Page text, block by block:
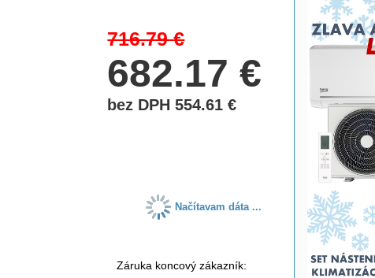
716.79€
682.17€
bez DPH 554.61€
Načítavam dáta ...
Záruka koncový zákazník: